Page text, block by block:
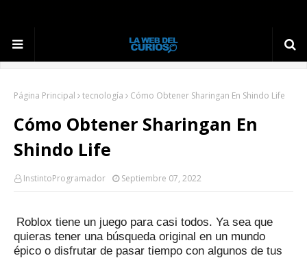
Página Principal tecnología Cómo Obtener Sharingan En Shindo Life
Cómo Obtener Sharingan En
Shindo Life
InstintoProgramador Septiembre 07, 2022
Roblox tiene un juego para casi todos. Ya sea que
quieras tener una búsqueda original en un mundo
épico o disfrutar de pasar tiempo con algunos de tus